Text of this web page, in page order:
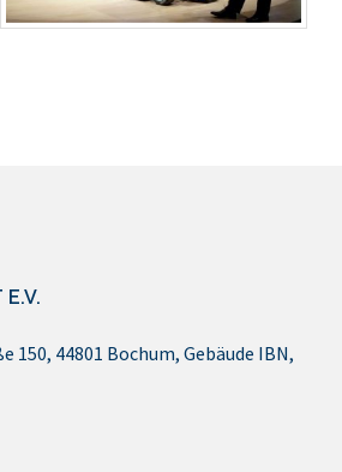
E.V.
150, 44801 Bochum, Gebäude IBN,